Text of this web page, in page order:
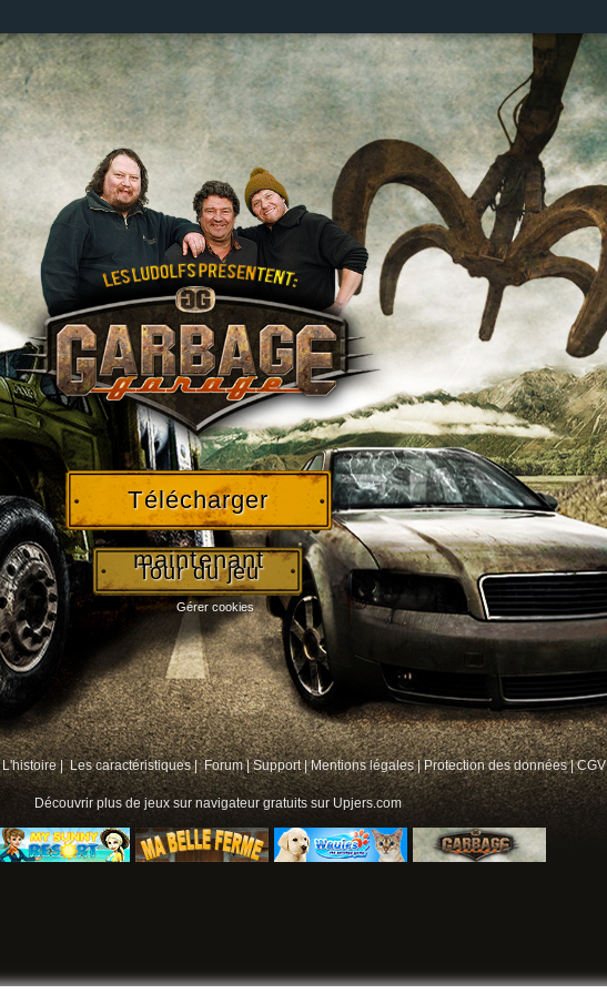
Télécharger
maintenant
Tour du jeu
L'histoire | Les caractéristiques | Forum|Support|Mentions légales|Protection des données|CGV
Découvrir plus dejeux sur navigateur gratuitssur Upjers.com
Gérer cookies